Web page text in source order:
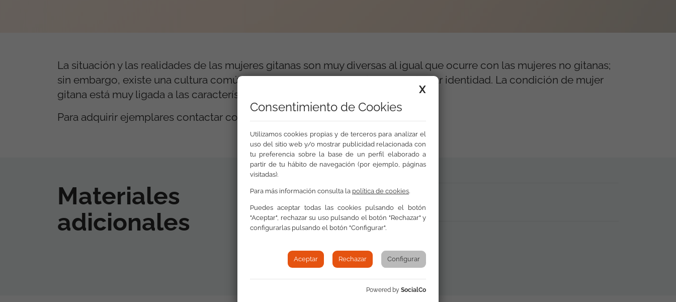
La situación y las realidades de las mujeres gitanas son muy diversas al igual que ocurre con las mujeres no gitanas;
sin embargo, existe una cultura común que las une y que consolida su particular identidad. La condición de mujer
gitana está muy ligada a las características y peculiaridades de su cultura.
Para adquirir ejemplares contactar con FSG Albacete (Tlf.: 967 22 09 75).
Materiales
adicionales
X
Consentimiento de Cookies
Utilizamos cookies propias y de terceros para analizar el
uso del sitio web y/o mostrar publicidad relacionada con
tu preferencia sobre la base de un perfil elaborado a
partir de tu hábito de navegación (por ejemplo, páginas
visitadas).
Para más información consulta la política de cookies.
Puedes aceptar todas las cookies pulsando el botón
"Aceptar", rechazar su uso pulsando el botón "Rechazar" y
configurarlas pulsando el botón "Configurar".
Aceptar Rechazar Configurar
Powered by SocialCo